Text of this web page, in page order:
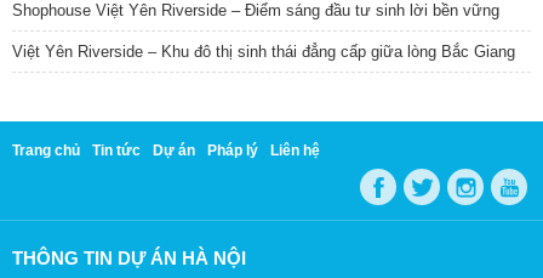
Shophouse Việt Yên Riverside – Điểm sáng đầu tư sinh lời bền vững
Việt Yên Riverside – Khu đô thị sinh thái đẳng cấp giữa lòng Bắc Giang
Trang chủ Tin tức Dự án Pháp lý Liên hệ
THÔNG TIN DỰ ÁN HÀ NỘI